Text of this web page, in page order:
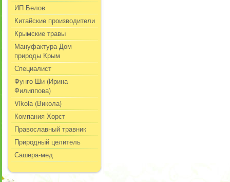
ИП Белов
Китайские производители
Крымские травы
Мануфактура Дом
природы Крым
Специалист
Фунго Ши (Ирина
Филиппова)
Vikola (Викола)
Компания Хорст
Православный травник
Природный целитель
Сашера-мед